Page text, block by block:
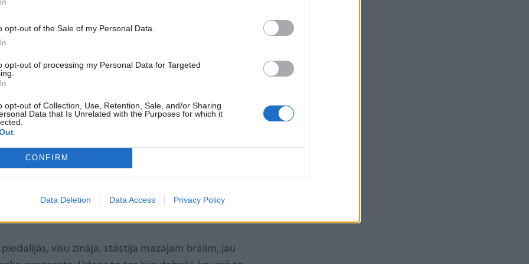
opt-out of the Sale of my Personal Data.
opt-out of processing my Personal Data for Targeted
opt-out of Collection, Use, Retention, Sale, and/or Sharing
Data that Is Unrelated with the Purposes for which it
CONFIRM
Data Deletion Data Access Privacy Policy
mūsu bioloģiskie bērni jau bija mazliet
neko nezinot par sistēmu, pat nesaprotot
un adoptētāju. Tolaik nebija arī nekādu
pēc psihologa izvērtējuma un iesnieguma
runājām par adopciju, kad nonācām kontaktā
vēl eksistēja. Tur kāda mamma bija atstājusi
to brīdi nebija brīvs adopcijai, jo mamma vēl tika
Bet mēs kļuvām par aizbildņiem šim puisītim,
adoptējām,” stāsta Kaspars.
savu izcelsmi un adopcijas stāstu. Kaspara
uzsver – ir vardarbīgi bērnam neatklāt, ka viņš ir
visu zināja, stāstīja mazajam brālim, jau